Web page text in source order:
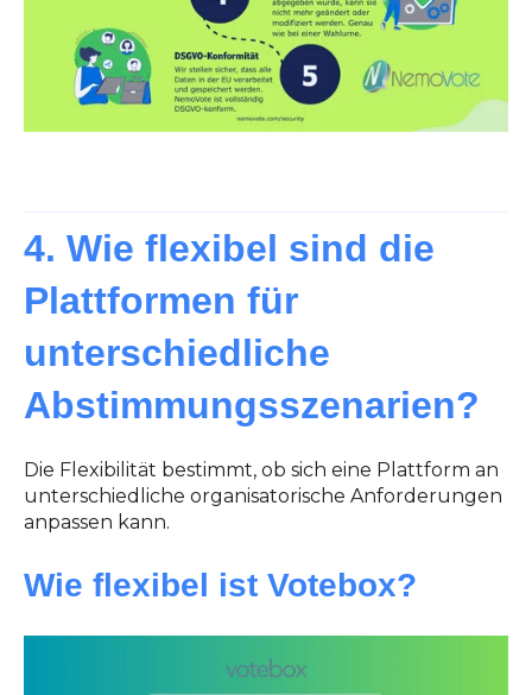
4. Wie flexibel sind die
Plattformen für
unterschiedliche
Abstimmungsszenarien?
Die Flexibilität bestimmt, ob sich eine Plattform an
unterschiedliche organisatorische Anforderungen
anpassen kann.
Wie flexibel ist Votebox?